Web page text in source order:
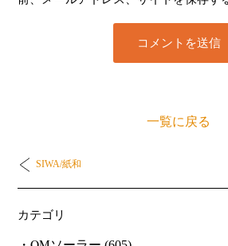
一覧に戻る
SIWA/紙和
カテゴリ